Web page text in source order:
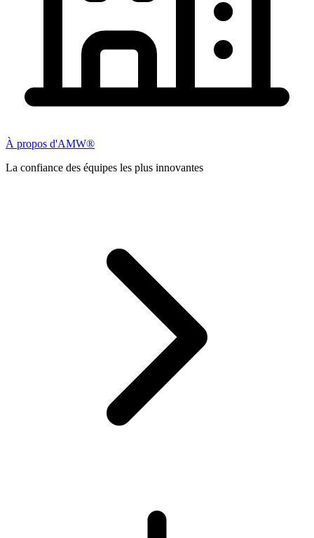
À propos d'AMW®
La confiance des équipes les plus innovantes